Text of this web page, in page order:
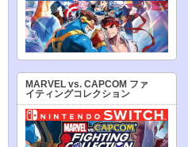
MARVEL vs. CAPCOM ファ
イティングコレクション